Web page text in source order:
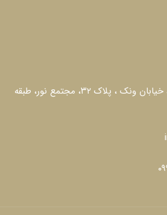
تهران ، میدان ونک ، خیابان ونک ، پلاک ۳۲، مجتمع نور، طبقه